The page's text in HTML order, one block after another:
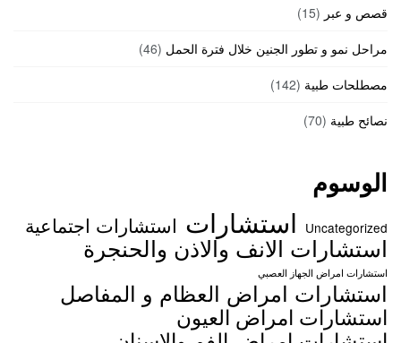
قصص و عبر (15)
مراحل نمو و تطور الجنين خلال فترة الحمل (46)
مصطلحات طبية (142)
نصائح طبية (70)
الوسوم
Uncategorized استشارات استشارات اجتماعية
استشارات الانف والاذن والحنجرة
استشارات امراض الجهاز العصبي
استشارات امراض العظام و المفاصل
استشارات امراض العيون